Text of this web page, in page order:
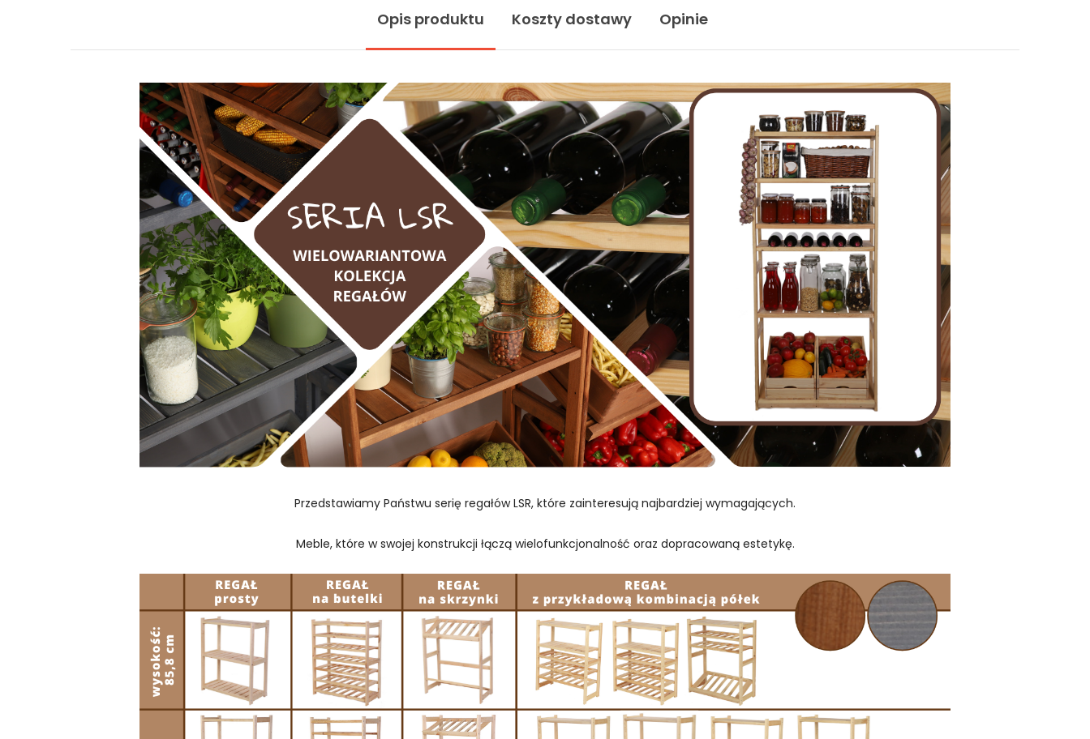
Opis produktu Koszty dostawy Opinie
Przedstawiamy Państwu serię regałów LSR, które zainteresują najbardziej wymagających.
Meble, które w swojej konstrukcji łączą wielofunkcjonalność oraz dopracowaną estetykę.